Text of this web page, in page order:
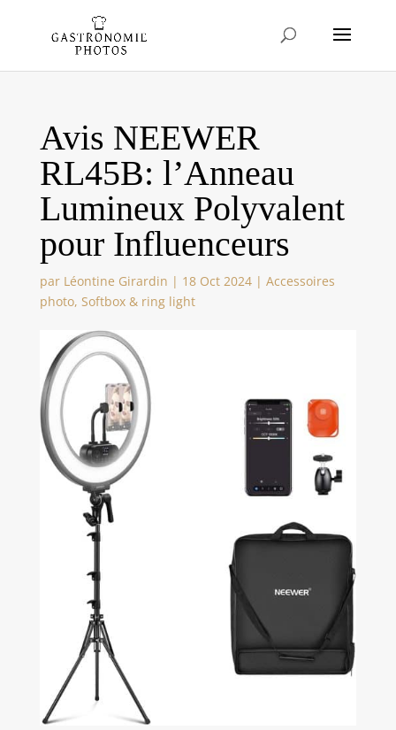
Avis NEEWER
RL45B: l’Anneau
Lumineux Polyvalent
pour Influenceurs
par Léontine Girardin | 18 Oct 2024| Accessoires
photo, Softbox & ring light